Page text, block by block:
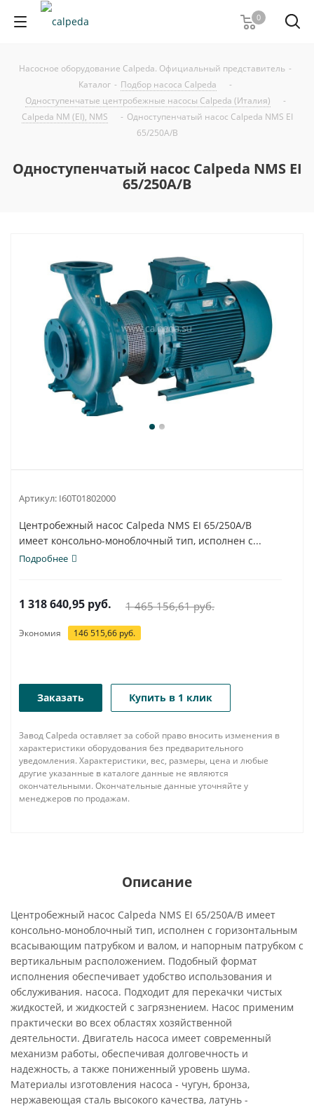
0
Насосное оборудование Calpeda. Официальный представитель -
Каталог - Подбор насоса Calpeda
-
Одноступенчатые центробежные насосы Calpeda (Италия)
-
Calpeda NM (EI), NMS
- Одноступенчатый насос Calpeda NMS EI
65/250A/B
Одноступенчатый насос Calpeda NMS EI
65/250A/B
Артикул: I60T01802000
Центробежный насос Calpeda NMS EI 65/250A/B
имеет консольно-моноблочный тип, исполнен с...
Подробнее
1 318 640,95 руб. 1 465 156,61руб.
Экономия 146 515,66 руб.
Заказать Купить в 1 клик
Завод Calpeda оставляет за собой право вносить изменения в
характеристики оборудования без предварительного
уведомления. Характеристики, вес, размеры, цена и любые
другие указанные в каталоге данные не являются
окончательными. Окончательные данные уточняйте у
менеджеров по продажам.
Описание
Центробежный насос Calpeda NMS EI 65/250A/B имеет
консольно-моноблочный тип, исполнен с горизонтальным
всасывающим патрубком и валом, и напорным патрубком с
вертикальным расположением. Подобный формат
исполнения обеспечивает удобство использования и
обслуживания. насоса. Подходит для перекачки чистых
жидкостей, и жидкостей с загрязнением. Насос применим
практически во всех областях хозяйственной
деятельности. Двигатель насоса имеет современный
механизм работы, обеспечивая долговечность и
надежность, а также пониженный уровень шума.
Материалы изготовления насоса - чугун, бронза,
нержавеющая сталь высокого качества, латунь -